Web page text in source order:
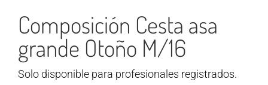
Composición Cesta asa
grande Otoño M/16
Solo disponible para profesionales registrados.